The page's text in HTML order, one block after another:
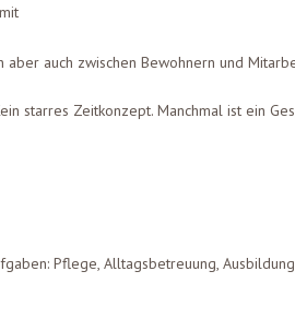
auch zwischen Bewohnern und
starres Zeitkonzept. Manchmal ist ein
Pflege, Alltagsbetreuung,